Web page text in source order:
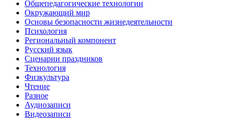
Общепедагогические технологии
Окружающий мир
Основы безопасности жизнедеятельности
Психология
Региональный компонент
Русский язык
Сценарии праздников
Технология
Физкультура
Чтение
Разное
Аудиозаписи
Видеозаписи